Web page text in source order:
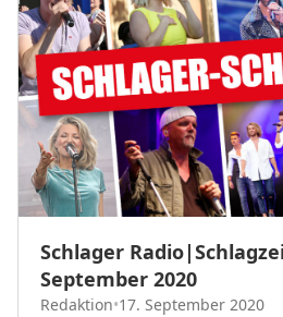
Schlager
September 2020
Redaktion•17. September 2020